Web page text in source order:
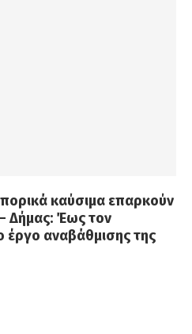
καύσιμα επαρκούν
– Δήμας: Έως τον
έργο αναβάθμισης της